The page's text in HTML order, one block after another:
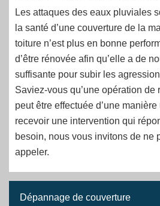
Les attaques des eaux pluviales
la santé d’une couverture de la
toiture n’est plus en bonne
d’être rénovée afin qu’elle a de
suffisante pour subir les
Saviez-vous qu’une opération de
peut être effectuée d’une
recevoir une intervention qui
besoin, nous vous invitons de ne
appeler.
Dépannage de couverture